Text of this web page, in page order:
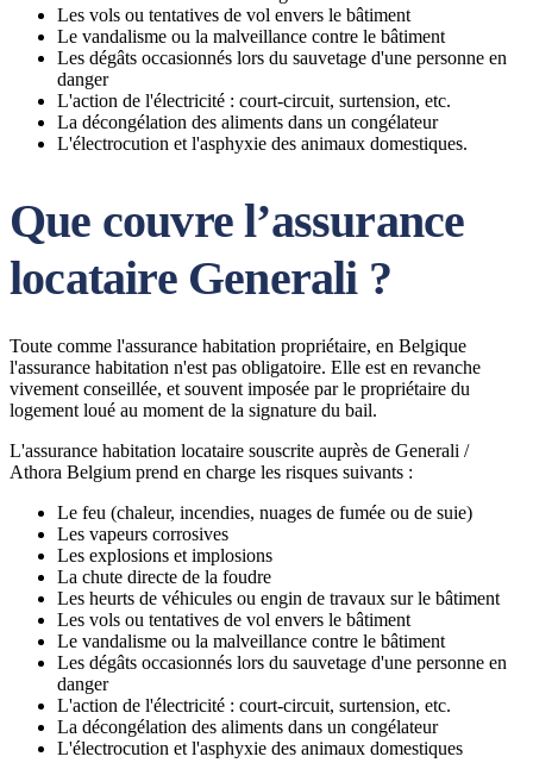
Les vols ou tentatives de vol envers le bâtiment
Le vandalisme ou la malveillance contre le bâtiment
Les dégâts occasionnés lors du sauvetage d'une personne en
danger
L'action de l'électricité : court-circuit, surtension, etc.
La décongélation des aliments dans un congélateur
L'électrocution et l'asphyxie des animaux domestiques.
Que couvre l’assurance
locataire Generali ?
Toute comme l'assurance habitation propriétaire, en Belgique
l'assurance habitation n'est pas obligatoire. Elle est en revanche
vivement conseillée, et souvent imposée par le propriétaire du
logement loué au moment de la signature du bail.
L'assurance habitation locataire souscrite auprès de Generali /
Athora Belgium prend en charge les risques suivants :
Le feu (chaleur, incendies, nuages de fumée ou de suie)
Les vapeurs corrosives
Les explosions et implosions
La chute directe de la foudre
Les heurts de véhicules ou engin de travaux sur le bâtiment
Les vols ou tentatives de vol envers le bâtiment
Le vandalisme ou la malveillance contre le bâtiment
Les dégâts occasionnés lors du sauvetage d'une personne en
danger
L'action de l'électricité : court-circuit, surtension, etc.
La décongélation des aliments dans un congélateur
L'électrocution et l'asphyxie des animaux domestiques